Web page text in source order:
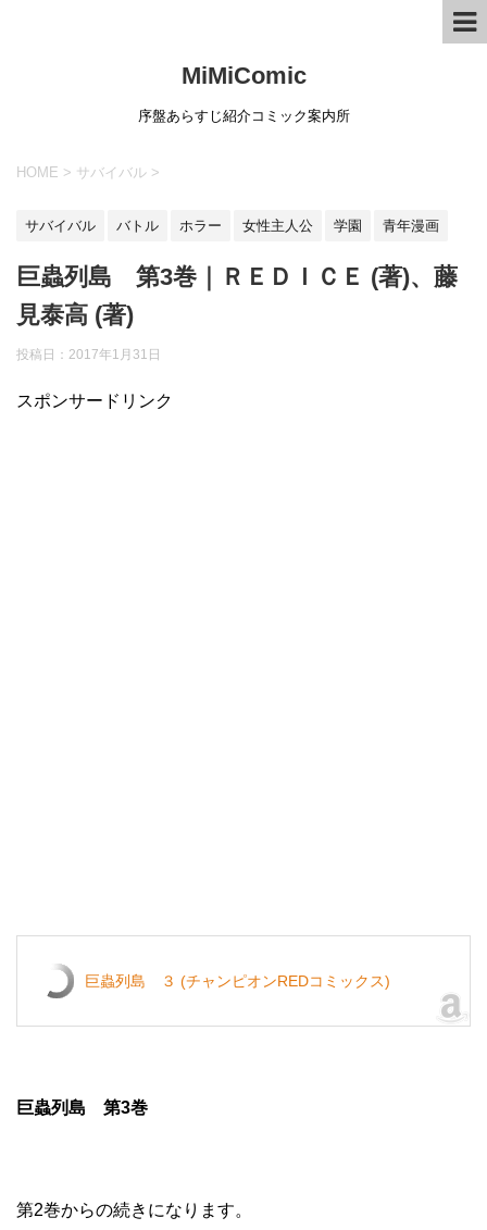
MiMiComic
序盤あらすじ紹介コミック案内所
HOME > サバイバル >
サバイバル バトル ホラー 女性主人公 学園 青年漫画
巨蟲列島 第3巻｜ＲＥＤＩＣＥ (著)、藤
見泰高 (著)
投稿日： 2017年1月31日
スポンサードリンク
巨蟲列島 ３ (チャンピオンREDコミックス)
巨蟲列島 第3巻
第2巻からの続きになります。